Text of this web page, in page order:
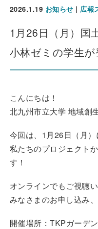
2026.1.19 お知らせ | 広報
1月26日（月）国
小林ゼミの学生が
こんにちは！
北九州市立大学 地域創
今回は、1月26日（月
私たちのプロジェクト
す！
オンラインでもご視聴
みなさまのお申し込み
開催場所：TKPガーデ